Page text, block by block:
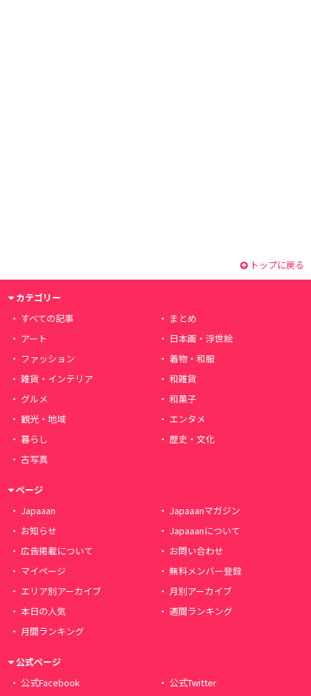
トップに戻る
カテゴリー
すべての記事
まとめ
アート
日本画・浮世絵
ファッション
着物・和服
雑貨・インテリア
和雑貨
グルメ
和菓子
観光・地域
エンタメ
暮らし
歴史・文化
古写真
ページ
Japaaan
Japaaanマガジン
お知らせ
Japaaanについて
広告掲載について
お問い合わせ
マイページ
無料メンバー登録
エリア別アーカイブ
月別アーカイブ
本日の人気
週間ランキング
月間ランキング
公式ページ
公式Facebook
公式Twitter